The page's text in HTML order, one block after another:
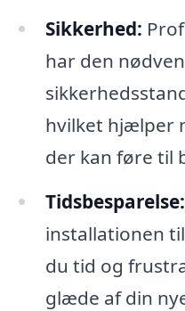
Sikkerhed:
har den
hvilket hjælper
der kan føre til
Tidsbesparelse:
installationen
du tid og
glæde af din